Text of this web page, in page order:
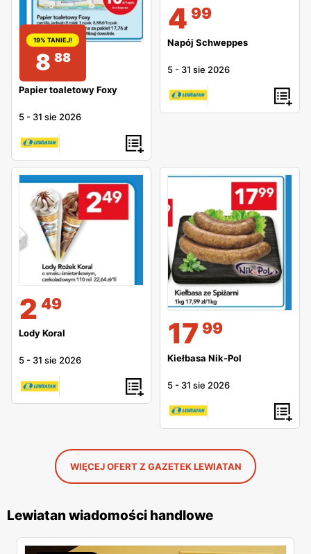
19% TANIEJ!
8 88
Papier toaletowy Foxy
5 - 31 sie 2026
4 99
Napój Schweppes
5 - 31 sie 2026
2 49
Lody Koral
5 - 31 sie 2026
17 99
Kiełbasa Nik-Pol
5 - 31 sie 2026
WIĘCEJ OFERT Z GAZETEK LEWIATAN
Lewiatan wiadomości handlowe